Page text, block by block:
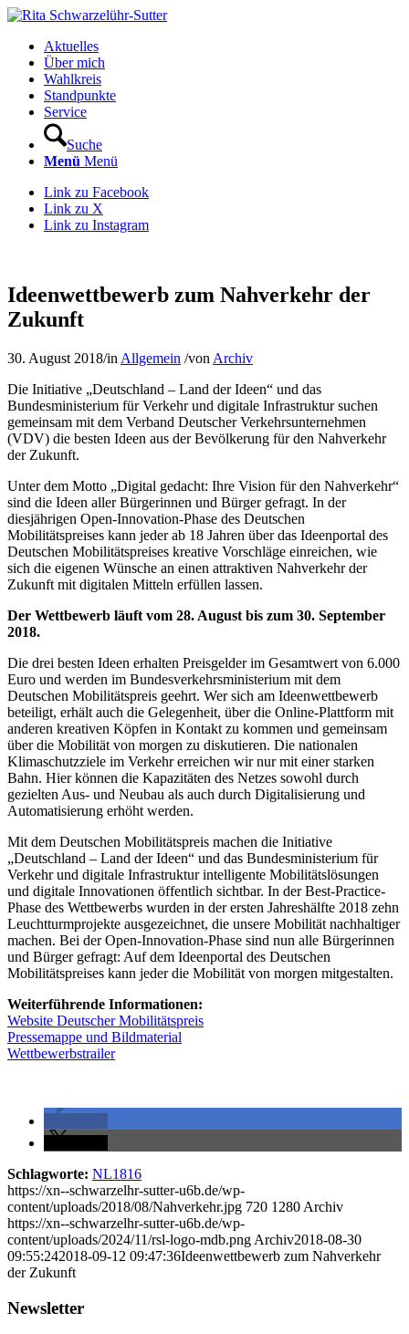
Aktuelles
Über mich
Wahlkreis
Standpunkte
Service
Suche
Menü Menü
Link zu Facebook
Link zu X
Link zu Instagram
Ideenwettbewerb zum Nahverkehr der
Zukunft
30. August 2018/in Allgemein /von Archiv
Die Initiative „Deutschland – Land der Ideen“ und das
Bundesministerium für Verkehr und digitale Infrastruktur suchen
gemeinsam mit dem Verband Deutscher Verkehrsunternehmen
(VDV) die besten Ideen aus der Bevölkerung für den Nahverkehr
der Zukunft.
Unter dem Motto „Digital gedacht: Ihre Vision für den Nahverkehr“
sind die Ideen aller Bürgerinnen und Bürger gefragt. In der
diesjährigen Open-Innovation-Phase des Deutschen
Mobilitätspreises kann jeder ab 18 Jahren über das Ideenportal des
Deutschen Mobilitätspreises kreative Vorschläge einreichen, wie
sich die eigenen Wünsche an einen attraktiven Nahverkehr der
Zukunft mit digitalen Mitteln erfüllen lassen.
Der Wettbewerb läuft vom 28. August bis zum 30. September
2018.
Die drei besten Ideen erhalten Preisgelder im Gesamtwert von 6.000
Euro und werden im Bundesverkehrsministerium mit dem
Deutschen Mobilitätspreis geehrt. Wer sich am Ideenwettbewerb
beteiligt, erhält auch die Gelegenheit, über die Online-Plattform mit
anderen kreativen Köpfen in Kontakt zu kommen und gemeinsam
über die Mobilität von morgen zu diskutieren. Die nationalen
Klimaschutzziele im Verkehr erreichen wir nur mit einer starken
Bahn. Hier können die Kapazitäten des Netzes sowohl durch
gezielten Aus- und Neubau als auch durch Digitalisierung und
Automatisierung erhöht werden.
Mit dem Deutschen Mobilitätspreis machen die Initiative
„Deutschland – Land der Ideen“ und das Bundesministerium für
Verkehr und digitale Infrastruktur intelligente Mobilitätslösungen
und digitale Innovationen öffentlich sichtbar. In der Best-Practice-
Phase des Wettbewerbs wurden in der ersten Jahreshälfte 2018 zehn
Leuchtturmprojekte ausgezeichnet, die unsere Mobilität nachhaltiger
machen. Bei der Open-Innovation-Phase sind nun alle Bürgerinnen
und Bürger gefragt: Auf dem Ideenportal des Deutschen
Mobilitätspreises kann jeder die Mobilität von morgen mitgestalten.
Weiterführende Informationen:
Website Deutscher Mobilitätspreis
Pressemappe und Bildmaterial
Wettbewerbstrailer
Schlagworte: NL1816
https://xn--schwarzelhr-sutter-u6b.de/wp-
content/uploads/2018/08/Nahverkehr.jpg 720 1280 Archiv
https://xn--schwarzelhr-sutter-u6b.de/wp-
content/uploads/2024/11/rsl-logo-mdb.png Archiv2018-08-30
09:55:242018-09-12 09:47:36Ideenwettbewerb zum Nahverkehr
der Zukunft
Newsletter